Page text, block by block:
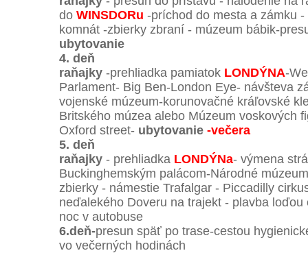
do WINSDORu -príchod do mesta a zámku
komnát -zbierky zbraní - múzeum bábik-
ubytovanie
4. deň
raňajky -prehliadka pamiatok LONDÝNA-
Parlament- Big Ben-London Eye- návšteva
vojenské múzeum-korunovačné kráľovské
Britského múzea alebo Múzeum voskových
Oxford street- ubytovanie -večera
5. deň
raňajky - prehliadka LONDÝNa- výmena
Buckinghemským palácom-Národné
zbierky - námestie Trafalgar - Piccadilly
neďalekého Doveru na trajekt - plavba loďou
noc v autobuse
6.deň-presun späť po trase-cestou
vo večerných hodinách